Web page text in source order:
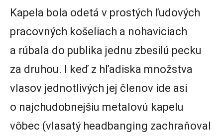
Kapela bola odetá v prostých ľudových
pracovných košeliach a nohaviciach
a rúbala do publika jednu zbesilú pecku
za druhou. I keď z hľadiska množstva
vlasov jednotlivých jej členov ide asi
o najchudobnejšiu metalovú kapelu
vôbec (vlasatý headbanging zachraňoval